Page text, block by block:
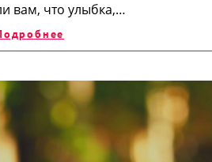
вам, что улыбка,…